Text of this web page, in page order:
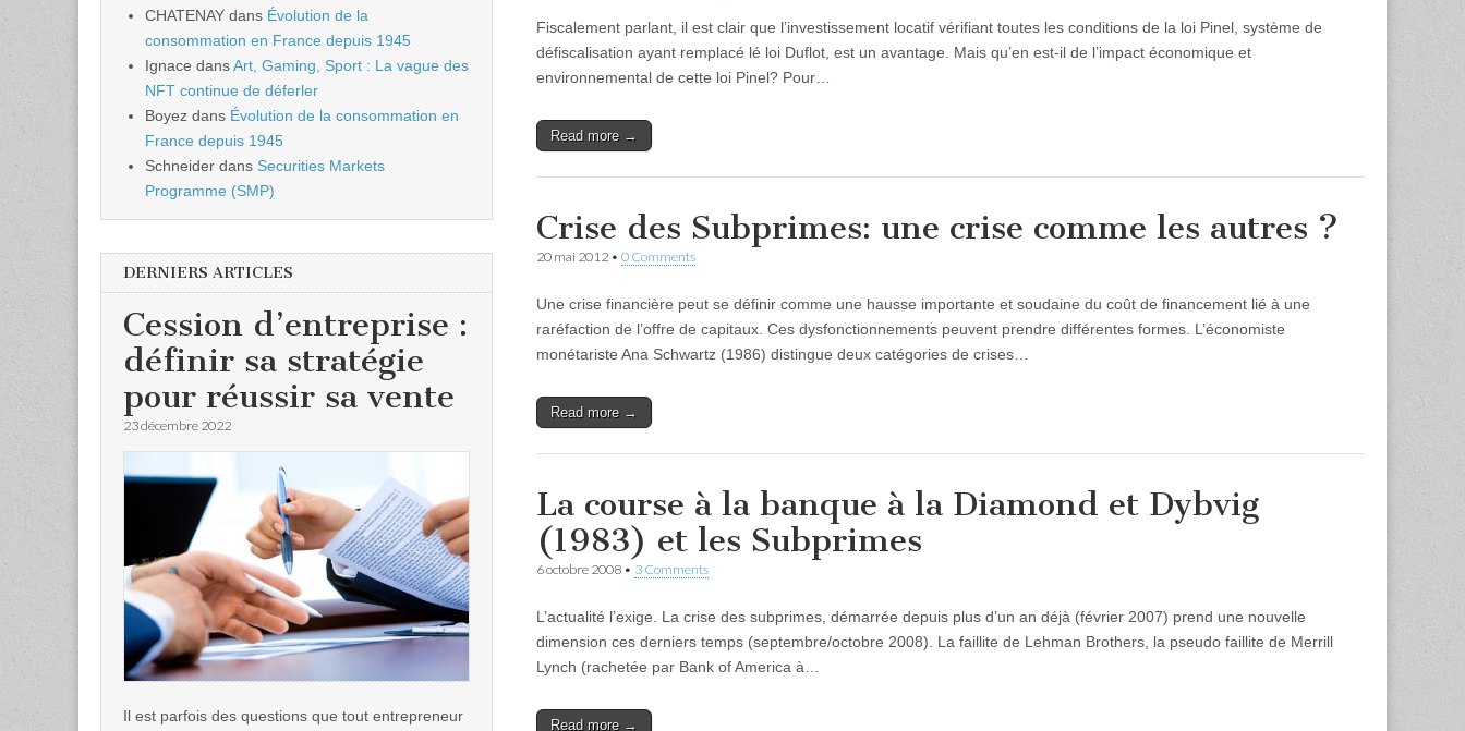
Fiscalement parlant, il est clair que l’investissement locatif vérifiant toutes les conditions de la loi Pinel, système de
défiscalisation ayant remplacé lé loi Duflot, est un avantage. Mais qu’en est-il de l’impact économique et
environnemental de cette loi Pinel? Pour…
Read more →
Crise des Subprimes: une crise comme les autres ?
20 mai 2012 •0 Comments
Une crise financière peut se définir comme une hausse importante et soudaine du coût de financement lié à une
raréfaction de l’offre de capitaux. Ces dysfonctionnements peuvent prendre différentes formes. L’économiste
monétariste Ana Schwartz (1986) distingue deux catégories de crises…
Read more →
La course à la banque à la Diamond et Dybvig
(1983) et les Subprimes
6 octobre 2008 • 3 Comments
L’actualité l’exige. La crise des subprimes, démarrée depuis plus d’un an déjà (février 2007) prend une nouvelle
dimension ces derniers temps (septembre/octobre 2008). La faillite de Lehman Brothers, la pseudo faillite de Merrill
Lynch (rachetée par Bank of America à…
Read more →
CHATENAY dans Évolution de la
consommation en France depuis 1945
Ignace dansArt, Gaming, Sport : La vague des
NFT continue de déferler
Boyez dans Évolution de la consommation en
France depuis 1945
Schneider dans Securities Markets
Programme (SMP)
DERNIERS ARTICLES
Cession d’entreprise :
définir sa stratégie
pour réussir sa vente
23 décembre 2022
Il est parfois des questions que tout entrepreneur